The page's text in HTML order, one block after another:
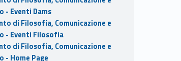
- Eventi Dams
di Filosofia, Comunicazione e
- Eventi Filosofia
di Filosofia, Comunicazione e
- Home Page